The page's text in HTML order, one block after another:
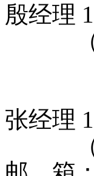
殷经理
（微
张经理
（微